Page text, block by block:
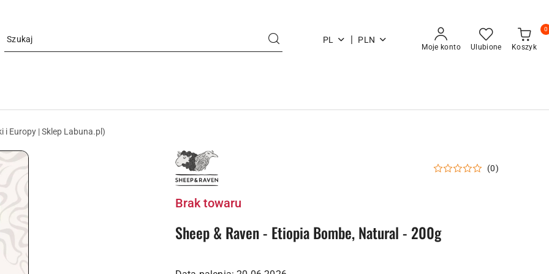
PL | PLN
Moje konto Ulubione Koszyk
0
i Europy | Sklep Labuna.pl)
LOGO
PALARNI
KAWY
SHEEP&RAVEN
AGI
ROJEWSKIEJ
(0)
Brak towaru
Sheep & Raven - Etiopia Bombe, Natural - 200g